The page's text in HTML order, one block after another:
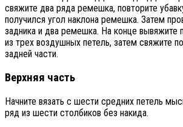
свяжите два ряда ремешка, повторите
получился угол наклона ремешка. Затем
задника и два ремешка. На конце вывяжите
из трех воздушных петель, затем свяжите
задней части.
Верхняя часть
Начните вязать с шести средних петель
ряд из шести столбиков без накида.